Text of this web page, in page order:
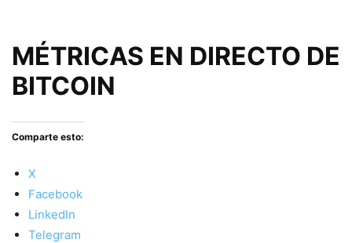
MÉTRICAS EN DIRECTO DE
BITCOIN
Comparte esto:
X
Facebook
LinkedIn
Telegram